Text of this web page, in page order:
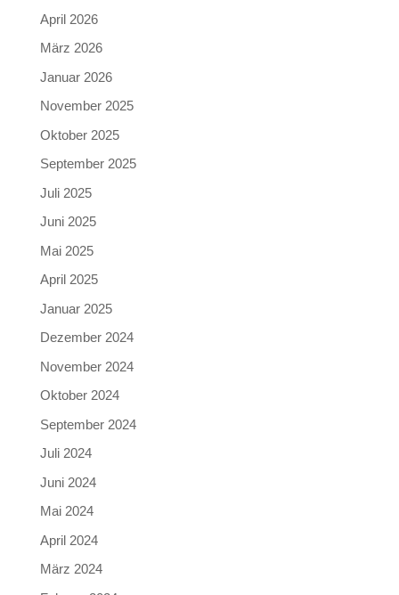
April 2026
März 2026
Januar 2026
November 2025
Oktober 2025
September 2025
Juli 2025
Juni 2025
Mai 2025
April 2025
Januar 2025
Dezember 2024
November 2024
Oktober 2024
September 2024
Juli 2024
Juni 2024
Mai 2024
April 2024
März 2024